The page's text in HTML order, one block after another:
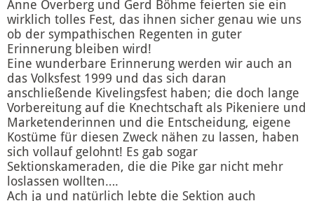
Anne Overberg und Gerd Böhme feierten sie ein
wirklich tolles Fest, das ihnen sicher genau wie uns
ob der sympathischen Regenten in guter
Erinnerung bleiben wird!
Eine wunderbare Erinnerung werden wir auch an
das Volksfest 1999 und das sich daran
anschließende Kivelingsfest haben; die doch lange
Vorbereitung auf die Knechtschaft als Pikeniere und
Marketenderinnen und die Entscheidung, eigene
Kostüme für diesen Zweck nähen zu lassen, haben
sich vollauf gelohnt! Es gab sogar
Sektionskameraden, die die Pike gar nicht mehr
loslassen wollten….
Ach ja und natürlich lebte die Sektion auch